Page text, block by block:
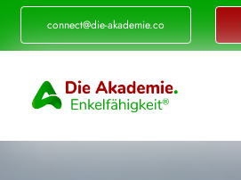
Zum
Inhalt
connect@die-akademie.co